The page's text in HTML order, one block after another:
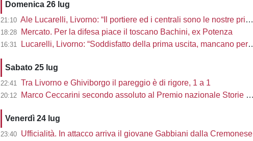
Domenica 26 lug
21:10 Ale Lucarelli, Livorno: “Il portiere ed i centrali sono le nostre priorità”
18:28 Mercato. Per la difesa piace il toscano Bachini, ex Potenza
16:31 Lucarelli, Livorno: “Soddisfatto della prima uscita, mancano però una decina di innesti”
Sabato 25 lug
22:41 Tra Livorno e Ghiviborgo il pareggio è di rigore, 1 a 1
20:12 Marco Ceccarini secondo assoluto al Premio nazionale Storie di Sport
Venerdì 24 lug
23:40 Ufficialità. In attacco arriva il giovane Gabbiani dalla Cremonese